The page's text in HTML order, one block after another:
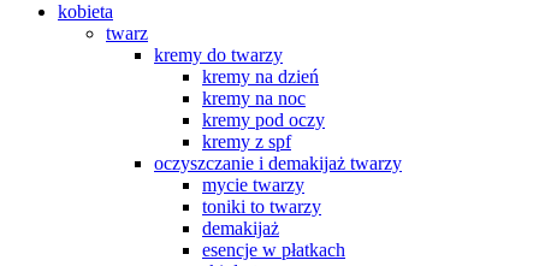
kobieta
twarz
kremy do twarzy
kremy na dzień
kremy na noc
kremy pod oczy
kremy z spf
oczyszczanie i demakijaż twarzy
mycie twarzy
toniki to twarzy
demakijaż
esencje w płatkach